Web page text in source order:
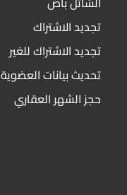
تجديد الاشتراك
تجديد الاشتراك للغير
تحديث بيانات العضوية
حجز الشهر العقاري